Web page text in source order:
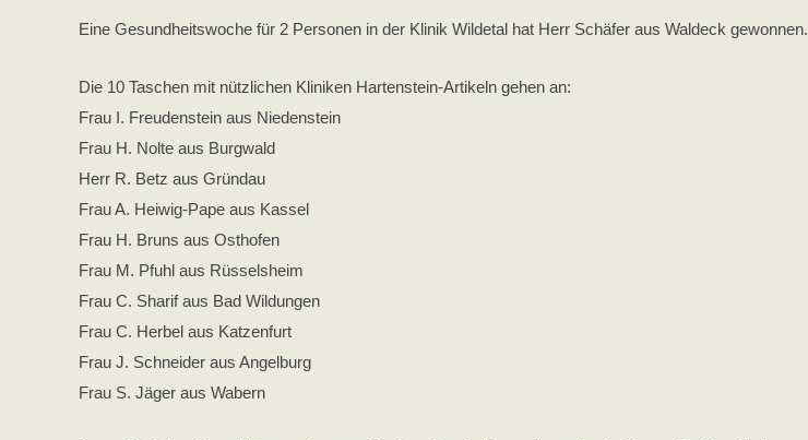
Eine Gesundheitswoche für 2 Personen in der Klinik Wildetal hat Herr Schäfer aus Waldeck gewonnen.
Die 10 Taschen mit nützlichen Kliniken Hartenstein-Artikeln gehen an:
Frau I. Freudenstein aus Niedenstein
Frau H. Nolte aus Burgwald
Herr R. Betz aus Gründau
Frau A. Heiwig-Pape aus Kassel
Frau H. Bruns aus Osthofen
Frau M. Pfuhl aus Rüsselsheim
Frau C. Sharif aus Bad Wildungen
Frau C. Herbel aus Katzenfurt
Frau J. Schneider aus Angelburg
Frau S. Jäger aus Wabern